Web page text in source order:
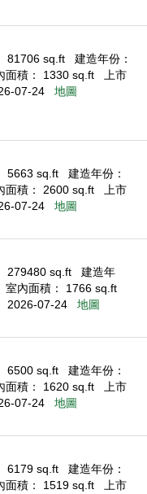
81706 sq.ft
建造年份：
面積： 1330 sq.ft
上市
07-24
地圖
5663 sq.ft
建造年份：
面積： 2600 sq.ft
上市
07-24
地圖
279480 sq.ft
建造年
室內面積： 1766 sq.ft
2026-07-24
地圖
6500 sq.ft
建造年份：
面積： 1620 sq.ft
上市
07-24
地圖
6179 sq.ft
建造年份：
面積： 1519 sq.ft
上市